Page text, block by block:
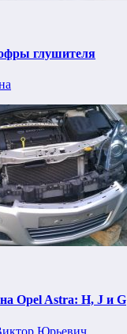
глушителя
Opel Astra: H, J и G
Юрьевич